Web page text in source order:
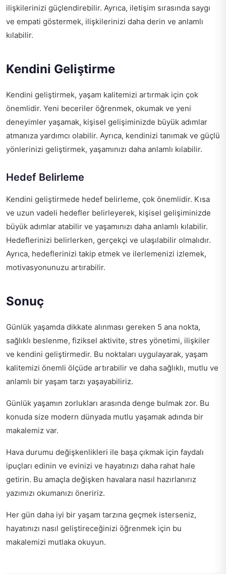
ilişkilerinizi güçlendirebilir. Ayrıca, iletişim sırasında saygı
ve empati göstermek, ilişkilerinizi daha derin ve anlamlı
kılabilir.
Kendini Geliştirme
Kendini geliştirmek, yaşam kalitemizi artırmak için çok
önemlidir. Yeni beceriler öğrenmek, okumak ve yeni
deneyimler yaşamak, kişisel gelişiminizde büyük adımlar
atmanıza yardımcı olabilir. Ayrıca, kendinizi tanımak ve güçlü
yönlerinizi geliştirmek, yaşamınızı daha anlamlı kılabilir.
Hedef Belirleme
Kendini geliştirmede hedef belirleme, çok önemlidir. Kısa
ve uzun vadeli hedefler belirleyerek, kişisel gelişiminizde
büyük adımlar atabilir ve yaşamınızı daha anlamlı kılabilir.
Hedeflerinizi belirlerken, gerçekçi ve ulaşılabilir olmalıdır.
Ayrıca, hedeflerinizi takip etmek ve ilerlemenizi izlemek,
motivasyonunuzu artırabilir.
Sonuç
Günlük yaşamda dikkate alınması gereken 5 ana nokta,
sağlıklı beslenme, fiziksel aktivite, stres yönetimi, ilişkiler
ve kendini geliştirmedir. Bu noktaları uygulayarak, yaşam
kalitemizi önemli ölçüde artırabilir ve daha sağlıklı, mutlu ve
anlamlı bir yaşam tarzı yaşayabiliriz.
Günlük yaşamın zorlukları arasında denge bulmak zor. Bu
konuda size modern dünyada mutlu yaşamak adında bir
makalemiz var.
Hava durumu değişkenlikleri ile başa çıkmak için faydalı
ipuçları edinin ve evinizi ve hayatınızı daha rahat hale
getirin. Bu amaçla değişken havalara nasıl hazırlanırız
yazımızı okumanızı öneririz.
Her gün daha iyi bir yaşam tarzına geçmek isterseniz,
hayatınızı nasıl geliştireceğinizi öğrenmek için bu
makalemizi mutlaka okuyun.